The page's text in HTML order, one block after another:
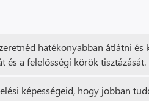
hatékonyabban átlátni
és a felelősségi körök tisztázását.
képességeid, hogy jobban